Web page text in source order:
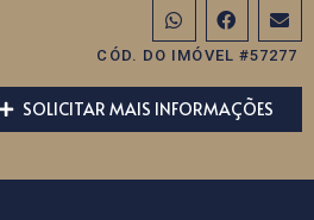
CÓD. DO IMÓVEL #57277
SOLICITAR MAIS INFORMAÇÕES